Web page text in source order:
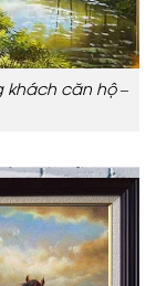
khách căn hộ –